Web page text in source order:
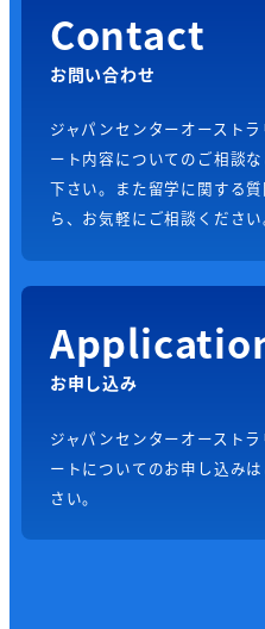
Contact
お問い合わせ
ジャパンセンターオースト
ート内容についてのご相談
下さい。また留学に関する
ら、お気軽にご相談ください
お申し込み
ジャパンセンターオースト
ートについてのお申し込み
さい。